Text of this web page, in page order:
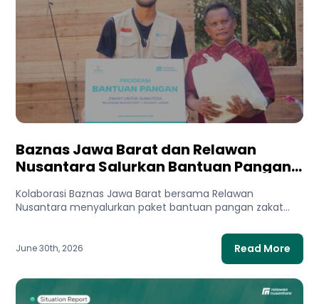
Baznas Jawa Barat dan Relawan
Nusantara Salurkan Bantuan Pangan
Kolaborasi Baznas Jawa Barat bersama Relawan
Nusantara menyalurkan paket bantuan pangan zakat
June 30th, 2026 Read More